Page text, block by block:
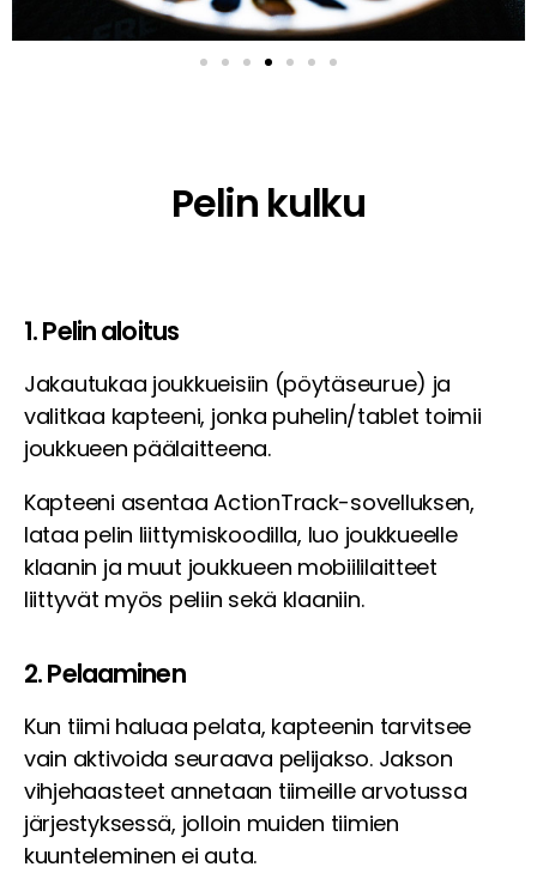
Pelin kulku
1. Pelin aloitus
Jakautukaa joukkueisiin (pöytäseurue) ja
valitkaa kapteeni, jonka puhelin/tablet toimii
joukkueen päälaitteena.
Kapteeni asentaa ActionTrack-sovelluksen,
lataa pelin liittymiskoodilla, luo joukkueelle
klaanin ja muut joukkueen mobiililaitteet
liittyvät myös peliin sekä klaaniin.
2. Pelaaminen
Kun tiimi haluaa pelata, kapteenin tarvitsee
vain aktivoida seuraava pelijakso. Jakson
vihjehaasteet annetaan tiimeille arvotussa
järjestyksessä, jolloin muiden tiimien
kuunteleminen ei auta.